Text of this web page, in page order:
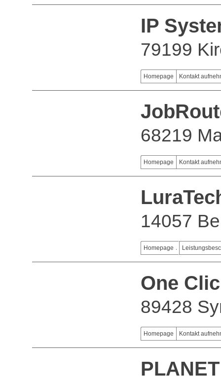
IP
79199
Homepage Kontakt
68219
Homepage Kontakt
14057
Homepage
One
89428
Homepage Kontakt